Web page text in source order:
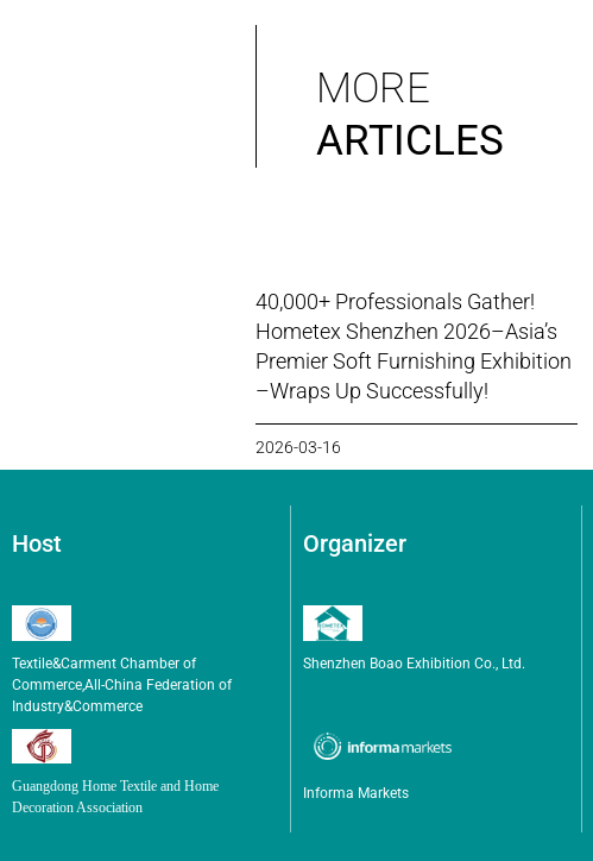
MORE
ARTICLES
40,000+ Professionals Gather!
Hometex Shenzhen 2026–Asia’s
Premier Soft Furnishing Exhibition
–Wraps Up Successfully!
2026-03-16
Host
Textile&Carment Chamber of
Commerce,All-China Federation of
Industry&Commerce
Guangdong Home Textile and Home
Decoration Association
Organizer
Shenzhen Boao Exhibition Co., Ltd.
Informa Markets